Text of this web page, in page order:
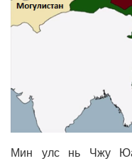
Мин улс нь Чжу